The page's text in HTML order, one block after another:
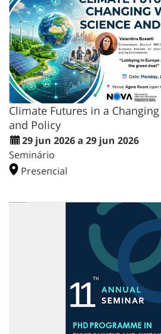
Climate Futures in a
and Policy
29 jun 2026 a 29 jun 2026
Seminário
Presencial